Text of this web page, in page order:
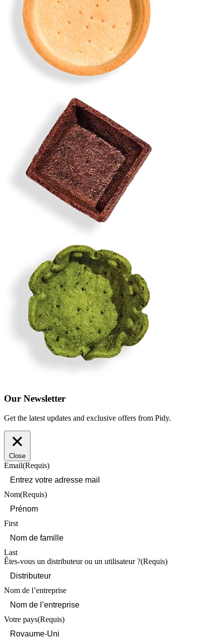
Our Newsletter
Get the latest updates and exclusive offers from Pidy.
Close
Email(Requis)
Nom(Requis)
First
Last
Êtes-vous un distributeur ou un utilisateur ?(Requis)
Nom de l’entreprise
Votre pays(Requis)